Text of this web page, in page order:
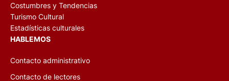
Costumbres y Tendencias
Turismo Cultural
Estadísticas culturales
HABLEMOS
Contacto administrativo
Contacto de lectores